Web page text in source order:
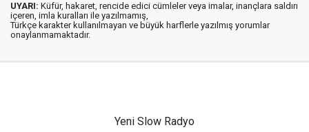
UYARI: Küfür, hakaret, rencide edici cümleler veya imalar, inançlara saldırı
içeren, imla kuralları ile yazılmamış,
Türkçe karakter kullanılmayan ve büyük harflerle yazılmış yorumlar
onaylanmamaktadır.
Yeni Slow Radyo